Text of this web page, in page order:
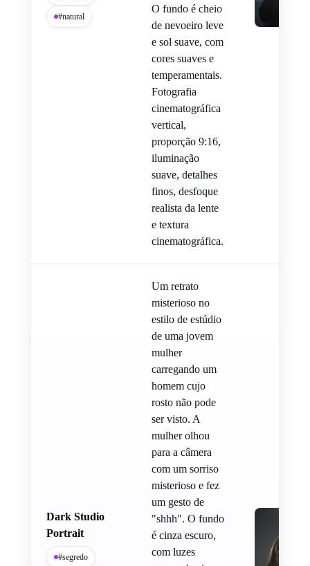
#natural
O fundo é cheio
de nevoeiro leve
e sol suave, com
cores suaves e
temperamentais.
Fotografia
cinematográfica
vertical,
proporção 9:16,
iluminação
suave, detalhes
finos, desfoque
realista da lente
e textura
cinematográfica.
Dark Studio
Portrait
#segredo
Um retrato
misterioso no
estilo de estúdio
de uma jovem
mulher
carregando um
homem cujo
rosto não pode
ser visto. A
mulher olhou
para a câmera
com um sorriso
misterioso e fez
um gesto de
"shhh". O fundo
é cinza escuro,
com luzes